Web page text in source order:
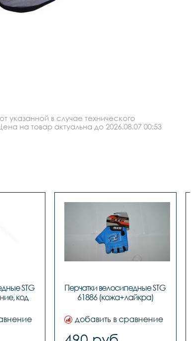
указанной в случае технического
на товар актуальна до 2026.08.07 00:53
STG
код
Перчатки велосипедные STG
61886 (кожа+лайкра)
добавить в сравнение